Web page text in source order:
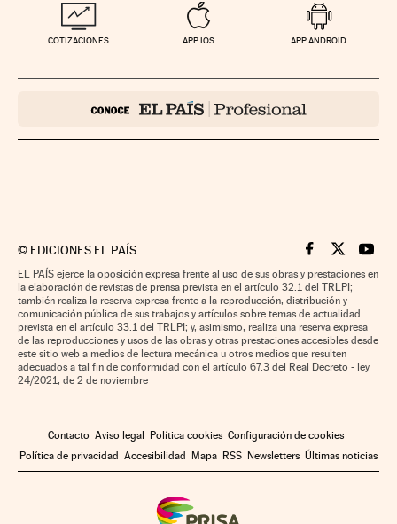
COTIZACIONES APP IOS APP ANDROID
© EDICIONES EL PAÍS Cinco Días en
Cinco Días
Cinco
EL PAÍS ejerce la oposición expresa frente al uso de sus obras y prestaciones en
la elaboración de revistas de prensa prevista en el artículo 32.1 del TRLPI;
también realiza la reserva expresa frente a la reproducción, distribución y
comunicación pública de sus trabajos y artículos sobre temas de actualidad
prevista en el artículo 33.1 del TRLPI; y, asimismo, realiza una reserva expresa
de las reproducciones y usos de las obras y otras prestaciones accesibles desde
este sitio web a medios de lectura mecánica u otros medios que resulten
adecuados a tal fin de conformidad con el artículo 67.3 del Real Decreto - ley
24/2021, de 2 de noviembre
Contacto Aviso legal Política cookies Configuración de cookies
Política de privacidad Accesibilidad Mapa RSS Newsletters Últimas noticias